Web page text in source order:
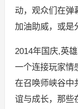
动，观众们在弹
加油助威，或是
2014年国庆,英
一个连接玩家情
在召唤师峡谷中
谊与成长，那些